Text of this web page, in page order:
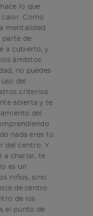
lo que
Como
mentalidad
parte de
a cubierto, y
ámbitos
no puedes
del
criterios.
abierta y te
del
nada eres tú
del centro. Y
a charlar, te
es un
niños, sino
de centro
de los
el punto de